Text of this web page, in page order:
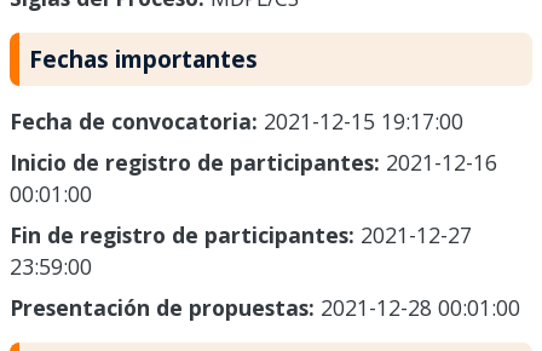
Fechas importantes
Fecha de convocatoria: 2021-12-15 19:17:00
Inicio de registro de participantes: 2021-12-16
00:01:00
Fin de registro de participantes: 2021-12-27
23:59:00
Presentación de propuestas: 2021-12-28 00:01:00